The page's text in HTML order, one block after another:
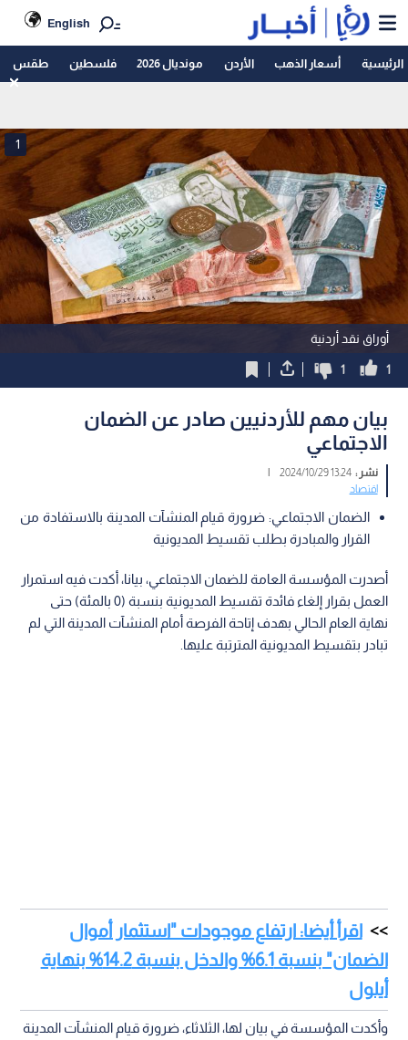
English
الرئيسية أسعار الذهب الأردن مونديال 2026 فلسطين طقس
أوراق نقد أردنية
1
1
1
بيان مهم للأردنيين صادر عن الضمان
الاجتماعي
نشر :13:24 2024/10/29
|
اقتصاد
الضمان الاجتماعي: ضرورة قيام المنشآت المدينة بالاستفادة من
القرار والمبادرة بطلب تقسيط المديونية
أصدرت المؤسسة العامة للضمان الاجتماعي، بيانا، أكدت فيه استمرار
العمل بقرار إلغاء فائدة تقسيط المديونية بنسبة (0 بالمئة) حتى
نهاية العام الحالي بهدف إتاحة الفرصة أمام المنشآت المدينة التي لم
تبادر بتقسيط المديونية المترتبة عليها.
اقرأ أيضا: ارتفاع موجودات "استثمار أموال
الضمان" بنسبة 6.1% والدخل بنسبة 14.2% بنهاية
أيلول
وأكدت المؤسسة في بيان لها، الثلاثاء، ضرورة قيام المنشآت المدينة